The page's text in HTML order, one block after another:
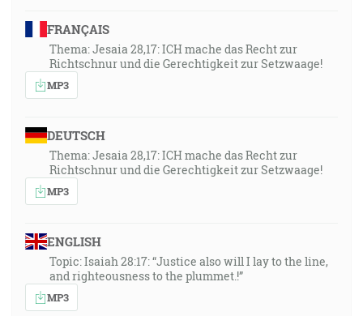
FRANÇAIS
Thema: Jesaia 28,17: ICH mache das Recht zur
Richtschnur und die Gerechtigkeit zur Setzwaage!
MP3
DEUTSCH
Thema: Jesaia 28,17: ICH mache das Recht zur
Richtschnur und die Gerechtigkeit zur Setzwaage!
MP3
ENGLISH
Topic: Isaiah 28:17: “Justice also will I lay to the line,
and righteousness to the plummet.!”
MP3